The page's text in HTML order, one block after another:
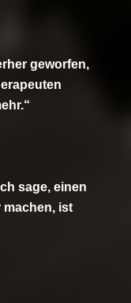
geworfen,
sage, einen
machen, ist